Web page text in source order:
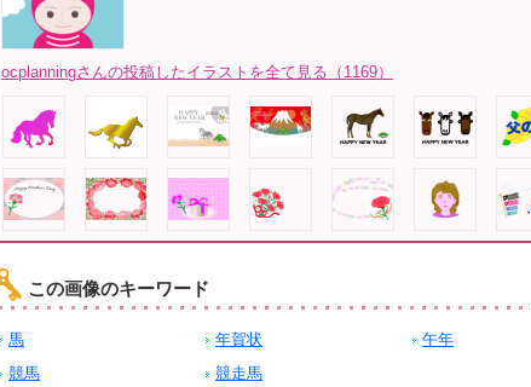
ocplanningさんの投稿したイラストを全て見る（1169）
この画像のキーワード
馬 年賀状 午年
競馬
競走馬